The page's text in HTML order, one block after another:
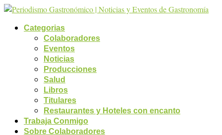
Categorias
Colaboradores
Eventos
Noticias
Producciones
Salud
Libros
Titulares
Restaurantes y Hoteles con encanto
Trabaja Conmigo
Sobre Colaboradores